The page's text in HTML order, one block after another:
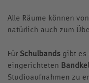
Kollegskollektion
Archiv
Videos
Wappen
Alle Räume können
natürlich auch zum
Für Schulbands gibt
eingerichteten
Studioaufnahmen zu